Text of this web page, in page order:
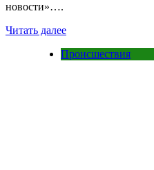
новости»….
Читать далее
Происшествия